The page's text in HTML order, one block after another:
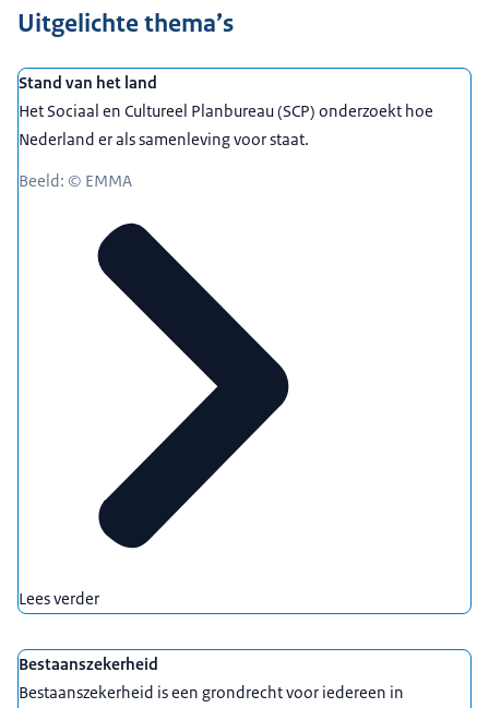
Uitgelichte thema’s
Stand van het land
Het Sociaal en Cultureel Planbureau (SCP) onderzoekt hoe
Nederland er als samenleving voor staat.
Beeld: © EMMA
Lees verder
Bestaanszekerheid
Bestaanszekerheid is een grondrecht voor iedereen in